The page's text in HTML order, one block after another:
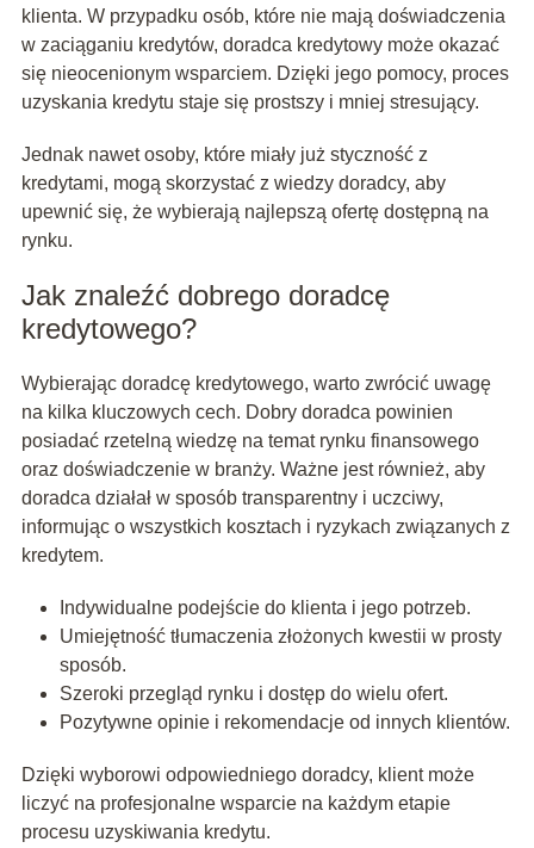
klienta. W przypadku osób, które nie mają doświadczenia
w zaciąganiu kredytów, doradca kredytowy może okazać
się nieocenionym wsparciem. Dzięki jego pomocy, proces
uzyskania kredytu staje się prostszy i mniej stresujący.
Jednak nawet osoby, które miały już styczność z
kredytami, mogą skorzystać z wiedzy doradcy, aby
upewnić się, że wybierają najlepszą ofertę dostępną na
rynku.
Jak znaleźć dobrego doradcę
kredytowego?
Wybierając doradcę kredytowego, warto zwrócić uwagę
na kilka kluczowych cech. Dobry doradca powinien
posiadać rzetelną wiedzę na temat rynku finansowego
oraz doświadczenie w branży. Ważne jest również, aby
doradca działał w sposób transparentny i uczciwy,
informując o wszystkich kosztach i ryzykach związanych z
kredytem.
Indywidualne podejście do klienta i jego potrzeb.
Umiejętność tłumaczenia złożonych kwestii w prosty
sposób.
Szeroki przegląd rynku i dostęp do wielu ofert.
Pozytywne opinie i rekomendacje od innych klientów.
Dzięki wyborowi odpowiedniego doradcy, klient może
liczyć na profesjonalne wsparcie na każdym etapie
procesu uzyskiwania kredytu.